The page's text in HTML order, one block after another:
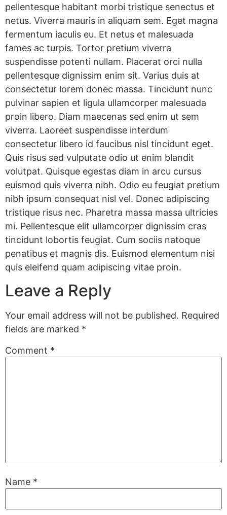
pellentesque habitant morbi tristique senectus et
netus. Viverra mauris in aliquam sem. Eget magna
fermentum iaculis eu. Et netus et malesuada
fames ac turpis. Tortor pretium viverra
suspendisse potenti nullam. Placerat orci nulla
pellentesque dignissim enim sit. Varius duis at
consectetur lorem donec massa. Tincidunt nunc
pulvinar sapien et ligula ullamcorper malesuada
proin libero. Diam maecenas sed enim ut sem
viverra. Laoreet suspendisse interdum
consectetur libero id faucibus nisl tincidunt eget.
Quis risus sed vulputate odio ut enim blandit
volutpat. Quisque egestas diam in arcu cursus
euismod quis viverra nibh. Odio eu feugiat pretium
nibh ipsum consequat nisl vel. Donec adipiscing
tristique risus nec. Pharetra massa massa ultricies
mi. Pellentesque elit ullamcorper dignissim cras
tincidunt lobortis feugiat. Cum sociis natoque
penatibus et magnis dis. Euismod elementum nisi
quis eleifend quam adipiscing vitae proin.
Leave a Reply
Your email address will not be published. Required
fields are marked *
Comment *
Name *